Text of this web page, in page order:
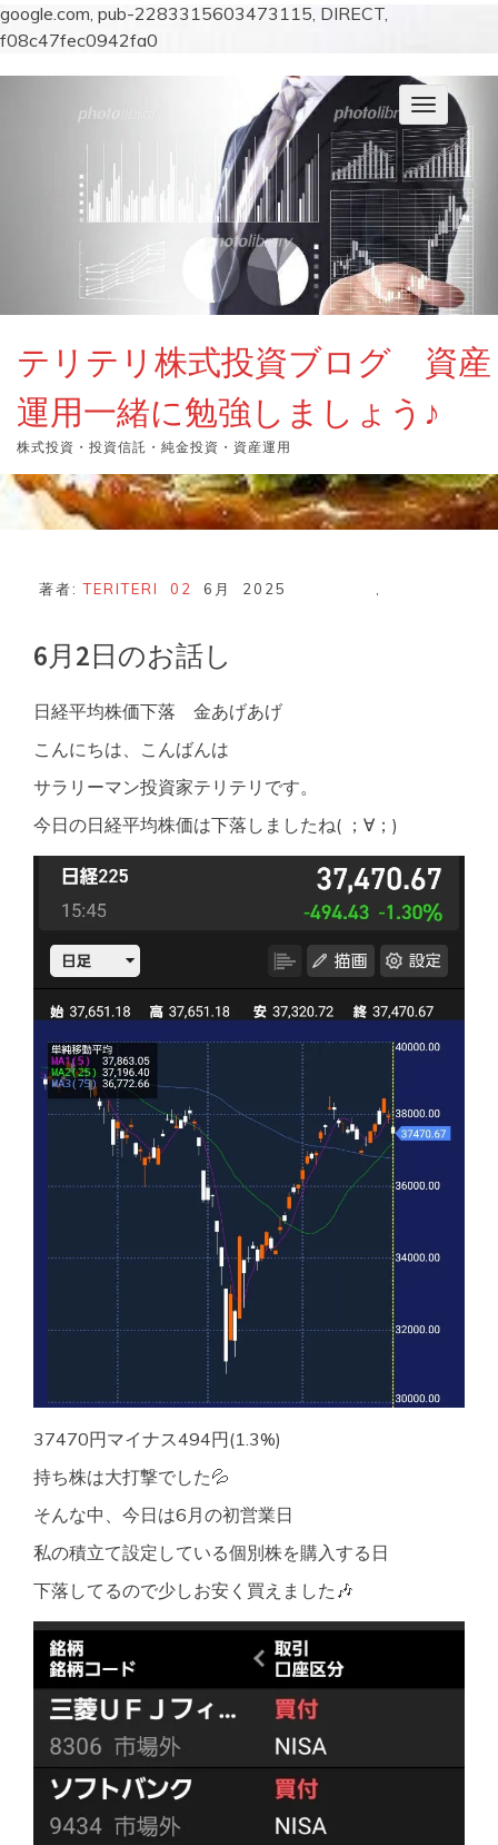
google.com, pub-2283315603473115, DIRECT,
f08c47fec0942fa0
ナ
ビ
ゲ
ー
シ
ョ
ン
を
切
り
替
テリテリ株式投資ブログ 資産
運用一緒に勉強しましょう♪
株式投資・投資信託・純金投資・資産運用
著者:TERITERI 02 6月 ,
2025
6月2日のお話し
日経平均株価下落 金あげあげ
こんにちは、こんばんは
サラリーマン投資家テリテリです。
今日の日経平均株価は下落しましたね( ；∀；)
37470円マイナス494円(1.3%)
持ち株は大打撃でした💦
そんな中、今日は6月の初営業日
私の積立て設定している個別株を購入する日
下落してるので少しお安く買えました🎶